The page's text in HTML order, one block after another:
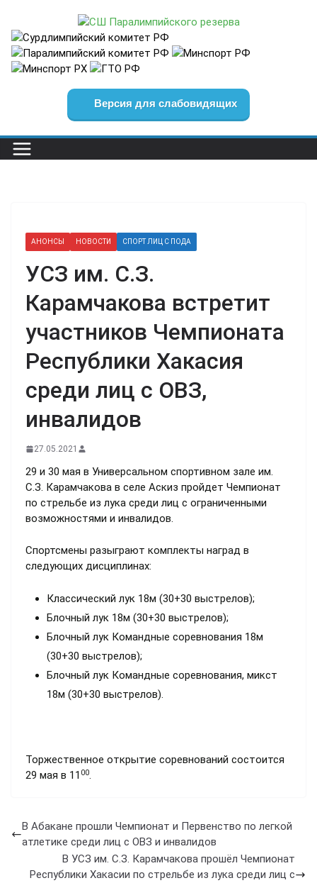
содержимому
Версия для слабовидящих
АНОНСЫ НОВОСТИ СПОРТ ЛИЦ С ПОДА
УСЗ им. С.З.
Карамчакова встретит
участников Чемпионата
Республики Хакасия
среди лиц с ОВЗ,
инвалидов
27.05.2021
29 и 30 мая в Универсальном спортивном зале им.
С.З. Карамчакова в селе Аскиз пройдет Чемпионат
по стрельбе из лука среди лиц с ограниченными
возможностями и инвалидов.
Спортсмены разыграют комплекты наград в
следующих дисциплинах:
Классический лук 18м (30+30 выстрелов);
Блочный лук 18м (30+30 выстрелов);
Блочный лук Командные соревнования 18м
(30+30 выстрелов);
Блочный лук Командные соревнования, микст
18м (30+30 выстрелов).
Торжественное открытие соревнований состоится
29 мая в 11 00.
В Абакане прошли Чемпионат и Первенство по легкой
атлетике среди лиц с ОВЗ и инвалидов
В УСЗ им. С.З. Карамчакова прошёл Чемпионат
Республики Хакасии по стрельбе из лука среди лиц с